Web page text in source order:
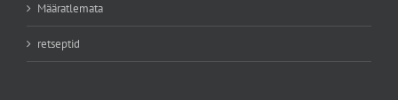
Määratlemata
retseptid